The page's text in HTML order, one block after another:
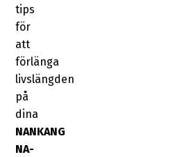
tips
för
att
förlänga
livslängden
på
dina
NANKANG
NA-